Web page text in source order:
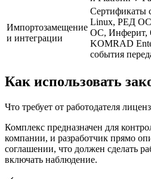
Импортозамещение
и интеграции
Сертификаты
Linux, РЕД
ОС, Инферит,
KOMRAD
события
Как использовать
Что требует от работодателя
Комплекс предназначен для
компании, и разработчик прямо
соглашении, что должен сделать
включать наблюдение.